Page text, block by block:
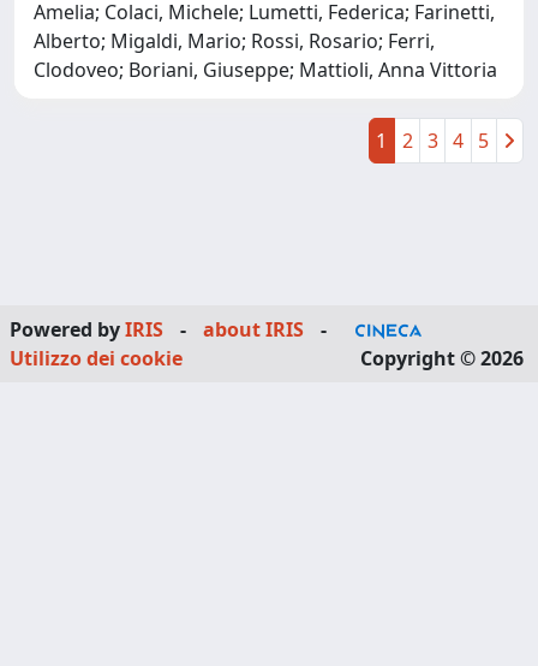
Amelia; Colaci, Michele; Lumetti, Federica; Farinetti,
Alberto; Migaldi, Mario; Rossi, Rosario; Ferri,
Clodoveo; Boriani, Giuseppe; Mattioli, Anna Vittoria
1 2 3 4 5
Powered byIRIS - about IRIS
-
Utilizzo dei cookie
Copyright © 2026